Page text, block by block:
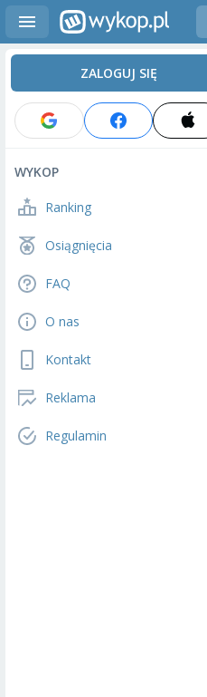
ZALOGUJ SIĘ
WYKOP
Ranking
Osiągnięcia
FAQ
O nas
Kontakt
Reklama
Regulamin